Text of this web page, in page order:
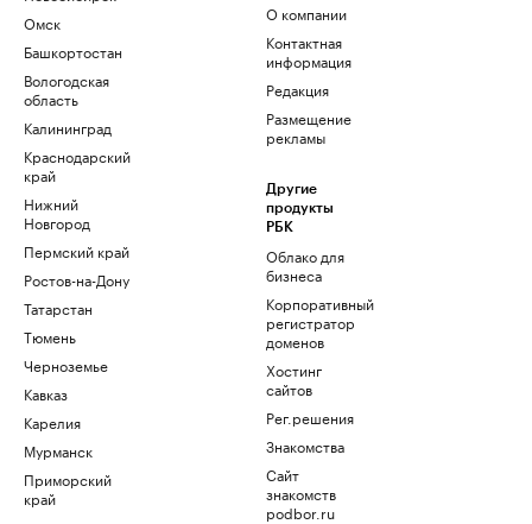
Омск
Башкортостан
Вологодская
область
Калининград
Краснодарский
край
Нижний
Новгород
Пермский край
Ростов-на-Дону
Татарстан
Тюмень
Черноземье
Кавказ
Карелия
Мурманск
Приморский
край
О компании
Контактная
информация
Редакция
Размещение
рекламы
Другие
продукты
РБК
Облако для
бизнеса
Корпоративный
регистратор
доменов
Хостинг
сайтов
Рег.решения
Знакомства
Сайт
знакомств
podbor.ru